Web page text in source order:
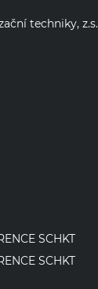
techniky, z.s.
SCHKT
SCHKT